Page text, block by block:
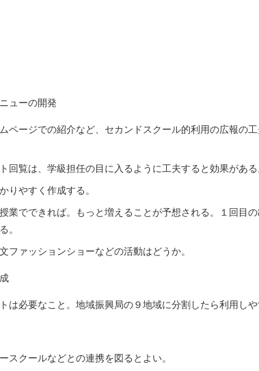
ューの開発
ページでの紹介など、セカンドスクール的利用の広報の
回覧は、学級担任の目に入るように工夫すると効果がある
りやすく作成する。
業でできれば。もっと増えることが予想される。１回目の
。
ファッションショーなどの活動はどうか。
は必要なこと。地域振興局の９地域に分割したら利用しや
スクールなどとの連携を図るとよい。